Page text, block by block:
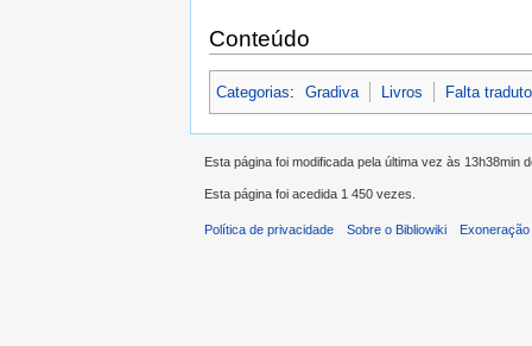
Conteúdo
Categorias: Gradiva Livros Falta
Esta página foi modificada pela última vez às 13h38min
Esta página foi acedida 1 450 vezes.
Política de privacidade Sobre o Bibliowiki